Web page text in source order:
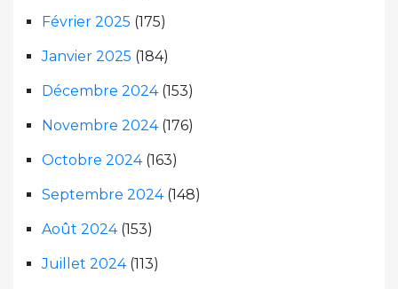
Février 2025 (175)
Janvier 2025 (184)
Décembre 2024(153)
Novembre 2024(176)
Octobre 2024(163)
Septembre 2024(148)
Août 2024(153)
Juillet 2024(113)